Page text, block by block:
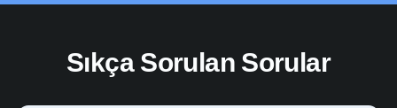
Sıkça Sorulan Sorular